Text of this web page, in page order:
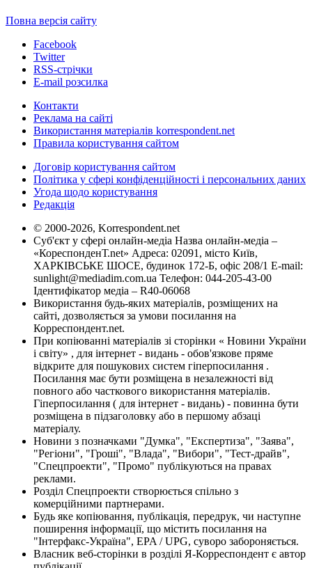
Повна версія сайту
Facebook
Twitter
RSS-стрічки
E-mail розсилка
Контакти
Реклама на сайті
Використання матеріалів korrespondent.net
Правила користування сайтом
Договір користування сайтом
Політика у сфері конфіденційності і персональних даних
Угода щодо користування
Редакція
© 2000-2026, Korrespondent.net
Суб'єкт у сфері онлайн-медіа Назва онлайн-медіа –
«КореспонденТ.net» Адреса: 02091, місто Київ,
ХАРКІВСЬКЕ ШОСЕ, будинок 172-Б, офіс 208/1 E-mail:
sunlight@mediadim.com.ua Телефон: 044-205-43-00
Ідентифікатор медіа – R40-06068
Використання будь-яких матеріалів, розміщених на
сайті, дозволяється за умови посилання на
Корреспондент.net.
При копіюванні матеріалів зі сторінки « Новини України
і світу» , для інтернет - видань - обов'язкове пряме
відкрите для пошукових систем гіперпосилання .
Посилання має бути розміщена в незалежності від
повного або часткового використання матеріалів.
Гіперпосилання ( для інтернет - видань) - повинна бути
розміщена в підзаголовку або в першому абзаці
матеріалу.
Новини з позначками "Думка", "Експертиза", "Заява",
"Регіони", "Гроші", "Влада", "Вибори", "Тест-драйв",
"Спецпроекти", "Промо" публікуються на правах
реклами.
Розділ Спецпроекти створюється спільно з
комерційними партнерами.
Будь яке копіювання, публікація, передрук, чи наступне
поширення інформації, що містить посилання на
"Інтерфакс-Україна", EPA / UPG, суворо забороняється.
Власник веб-сторінки в розділі Я-Корреспондент є автор